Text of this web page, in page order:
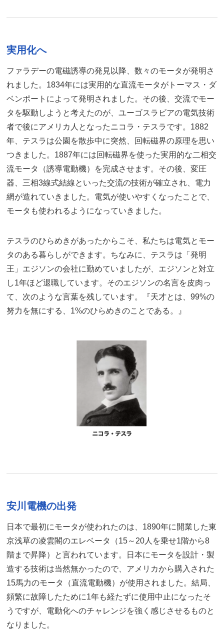
実用化へ
ファラデーの電磁誘導の発見以降、数々のモータが発明さ
れました。1834年には実用的な直流モータがトーマス・ダ
ベンポートによって発明されました。その後、交流でモー
タを駆動しようと考えたのが、ユーゴスラビアの電気技術
者で後にアメリカ人となったニコラ・テスラです。1882
年、テスラは公園を散歩中に突然、回転磁界の原理を思い
つきました。1887年には回転磁界を使った実用的な二相交
流モータ（誘導電動機）を完成させます。その後、変圧
器、三相3線式結線といった交流の技術が確立され、電力
網が造れていきました。電気が使いやすくなったことで、
モータも使われるようになっていきました。
テスラのひらめきがあったからこそ、私たちは電気とモー
タのある暮らしができます。ちなみに、テスラは「発明
王」エジソンの会社に勤めていましたが、エジソンと対立
し1年ほど退職しています。そのエジソンの名言を皮肉っ
て、次のような言葉を残しています。『天才とは、99%の
努力を無にする、1%のひらめきのことである。』
安川電機の出発
日本で最初にモータが使われたのは、1890年に開業した東
京浅草の凌雲閣のエレベータ（15～20人を乗せ1階から8
階まで昇降）と言われています。日本にモータを設計・製
造する技術は当然無かったので、アメリカから購入された
15馬力のモータ（直流電動機）が使用されました。結局、
頻繁に故障したために1年も経たずに使用中止になったそ
うですが、電動化へのチャレンジを強く感じさせるものと
なりました。